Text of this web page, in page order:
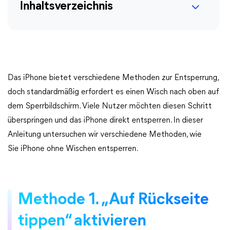
Inhaltsverzeichnis
Das iPhone bietet verschiedene Methoden zur Entsperrung,
doch standardmäßig erfordert es einen Wisch nach oben auf
dem Sperrbildschirm. Viele Nutzer möchten diesen Schritt
überspringen und das iPhone direkt entsperren. In dieser
Anleitung untersuchen wir verschiedene Methoden, wie
Sie iPhone ohne Wischen entsperren.
Methode 1. „Auf Rückseite
tippen“ aktivieren